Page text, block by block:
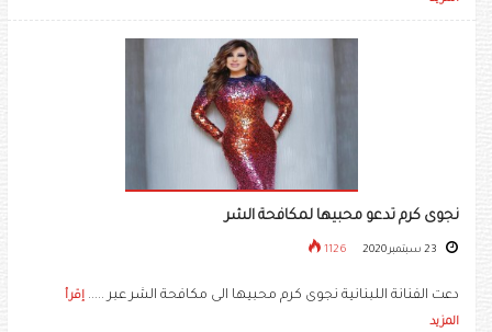
نجوى كرم تدعو محبيها لمكافحة الشر
1126
دعت الفنانة اللبنانية نجوى كرم محبيها الى مكافحة الشر عبر ..... إقرأ
المزيد